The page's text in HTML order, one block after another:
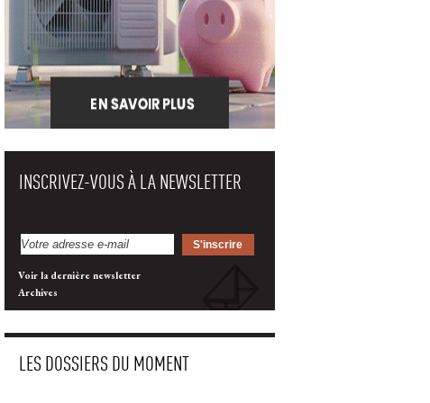
INSCRIVEZ-VOUS À LA NEWSLETTER
Voir la dernière newsletter
Archives
LES DOSSIERS DU MOMENT